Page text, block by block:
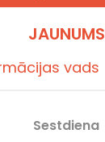
JAUNUMS
vads
Sestdiena